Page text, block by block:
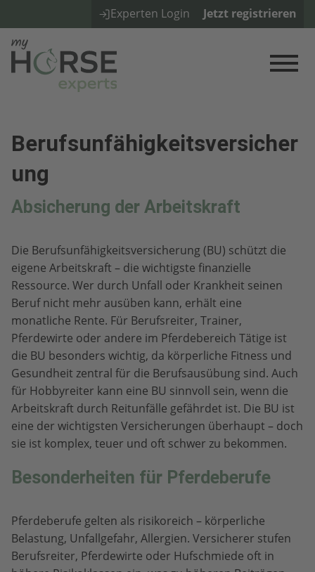
Experten Login Jetzt registrieren
Berufsunfähigkeitsversicher
ung
Absicherung der Arbeitskraft
Die Berufsunfähigkeitsversicherung (BU) schützt die
eigene Arbeitskraft – die wichtigste finanzielle
Ressource. Wer durch Unfall oder Krankheit seinen
Beruf nicht mehr ausüben kann, erhält eine
monatliche Rente. Für Berufsreiter, Trainer,
Pferdewirte oder andere im Pferdebereich Tätige ist
die BU besonders wichtig, da körperliche Fitness und
Gesundheit zentral für die Berufsausübung sind. Auch
für Hobbyreiter kann eine BU sinnvoll sein, wenn die
Arbeitskraft durch Reitunfälle gefährdet ist. Die BU ist
eine der wichtigsten Versicherungen überhaupt – doch
sie ist komplex, teuer und oft schwer zu bekommen.
Besonderheiten für Pferdeberufe
Pferdeberufe gelten als risikoreich – körperliche
Belastung, Unfallgefahr, Allergien. Versicherer stufen
Berufsreiter, Pferdewirte oder Hufschmiede oft in